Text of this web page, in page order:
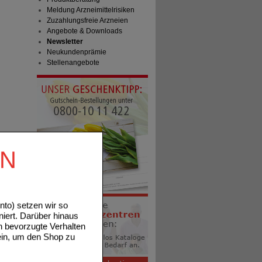
setzen wir so
Darüber hinaus
bevorzugte Verhalten
um den Shop zu
Meldung Arzneimittelrisiken
Zuzahlungsfreie Arzneien
Angebote & Downloads
Newsletter
Neukundenprämie
Stellenangebote